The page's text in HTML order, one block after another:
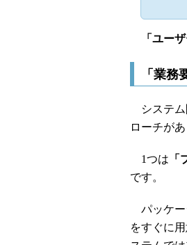
「ユー
「業
システム
ローチがあ
1つは
です。
パッケー
をすぐに